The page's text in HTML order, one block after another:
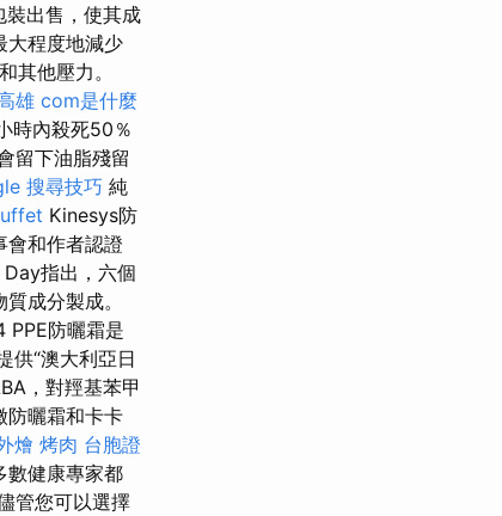
出售，使其成
大程度地減少
其他壓力。
雄 com是什麼
時內殺死50％
留下油脂殘留
搜尋技巧 純
Kinesys防
會和作者認證
Day指出，六個
成分製成。
PPE防曬霜是
供“澳大利亞日
，對羥基苯甲
防曬霜和卡卡
燴 烤肉 台胞證
數健康專家都
管您可以選擇